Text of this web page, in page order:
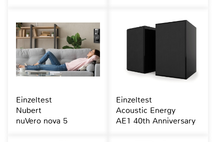
Einzeltest
Nubert
nuVero nova 5
Einzeltest
Acoustic Energy
AE1 40th Anniversary